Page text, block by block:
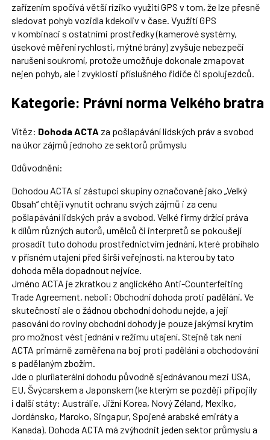
zařízením spočívá větší riziko využití GPS v tom, že lze přesně
sledovat pohyb vozidla kdekoliv v čase. Využití GPS
v kombinaci s ostatními prostředky (kamerové systémy,
úsekové měření rychlosti, mýtné brány) zvyšuje nebezpečí
narušení soukromí, protože umožňuje dokonale zmapovat
nejen pohyb, ale i zvyklosti příslušného řidiče či spolujezdců.
Kategorie: Právní norma Velkého bratra
Vítěz: Dohoda ACTA za pošlapávání lidských práv a svobod
na úkor zájmů jednoho ze sektorů průmyslu
Odůvodnění:
Dohodou ACTA si zástupci skupiny označované jako „Velký
Obsah“ chtějí vynutit ochranu svých zájmů i za cenu
pošlapávání lidských práv a svobod. Velké firmy držící práva
k dílům různých autorů, umělců či interpretů se pokoušejí
prosadit tuto dohodu prostřednictvím jednání, které probíhalo
v přísném utajení před širší veřejností, na kterou by tato
dohoda měla dopadnout nejvíce.
Jméno ACTA je zkratkou z anglického Anti-Counterfeiting
Trade Agreement, neboli: Obchodní dohoda proti padělání. Ve
skutečnosti ale o žádnou obchodní dohodu nejde, a její
pasování do roviny obchodní dohody je pouze jakýmsi krytím
pro možnost vést jednání v režimu utajení. Stejně tak není
ACTA primárně zaměřena na boj proti padělání a obchodování
s padělaným zbožím.
Jde o plurilaterální dohodu původně sjednávanou mezi USA,
EU, Švýcarskem a Japonskem (ke kterým se později připojily
i další státy: Austrálie, Jižní Korea, Nový Zéland, Mexiko,
Jordánsko, Maroko, Singapur, Spojené arabské emiráty a
Kanada). Dohoda ACTA má zvýhodnit jeden sektor průmyslu a